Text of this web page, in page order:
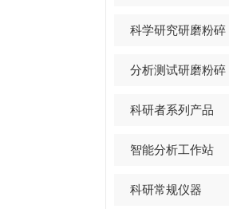
科学研究研磨粉碎
分析测试研磨粉碎
科研者系列产品
智能分析工作站
科研常规仪器